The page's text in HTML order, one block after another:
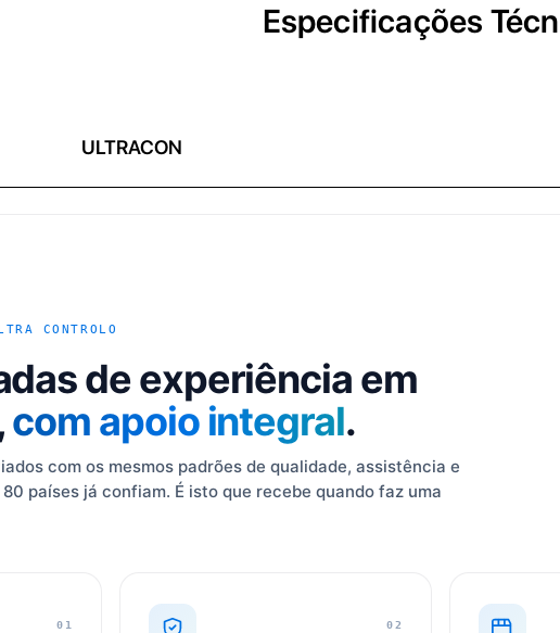
Especificações
ULTRACON
CONTROLO
de experiência em
com apoio integral.
com os mesmos padrões de qualidade, assistência e
países já confiam. É isto que recebe quando faz uma
01 02